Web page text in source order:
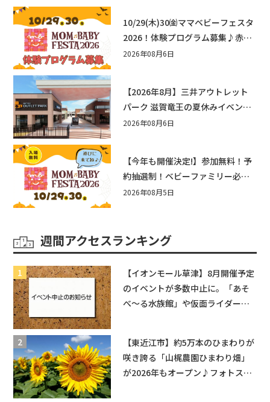
10/29(木)30㈮ママベビーフェスタ
2026！体験プログラム募集♪赤ち
ゃん向けイベントに出演しません
2026年08月6日
【2026年8月】三井アウトレット
パーク 滋賀竜王の夏休みイベント
まとめ！びしょぬれ水あそび・激
2026年08月6日
【今年も開催決定!】参加無料！予
約抽選制！ベビーファミリー必見
☆入場無料☆10/29(木)30(金)ママ
2026年08月5日
週間アクセスランキング
【イオンモール草津】8月開催予定
のイベントが多数中止に。「あそ
べ〜る水族館」や仮面ライダーシ
【東近江市】約5万本のひまわりが
咲き誇る「山梶農園ひまわり畑」
が2026年もオープン♪フォトスポ